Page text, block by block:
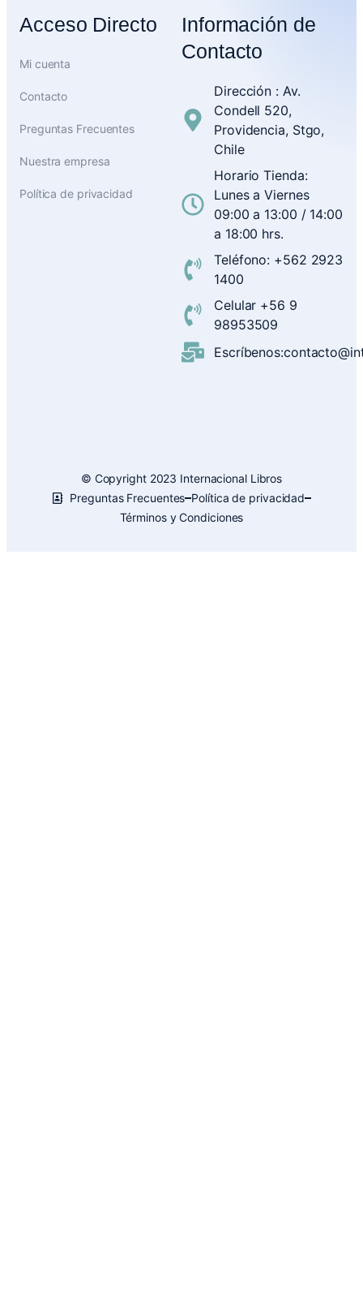
Acceso Directo
Mi cuenta
Contacto
Preguntas Frecuentes
Nuestra empresa
Política de privacidad
Información de
Contacto
Dirección : Av.
Condell 520,
Providencia, Stgo,
Chile
Horario Tienda:
Lunes a Viernes
09:00 a 13:00 / 14:00
a 18:00 hrs.
Teléfono: +562 2923
1400
Celular +56 9
98953509
© Copyright 2023 Internacional Libros
Preguntas Frecuentes Política de privacidad
Términos y Condiciones